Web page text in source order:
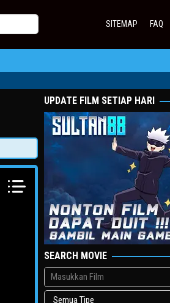
SITEMAP FAQ
UPDATE FILM SETIAP HARI
SEARCH MOVIE